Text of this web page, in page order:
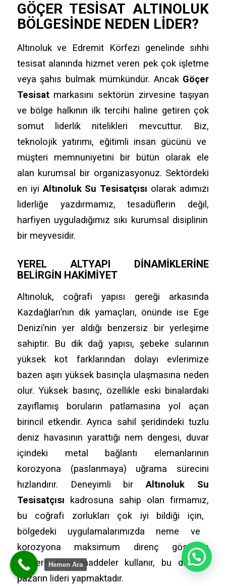
GÖÇER TESISAT ALTINOLUK
BÖLGESINDE NEDEN LIDER?
Altınoluk ve Edremit Körfezi genelinde sıhhi
tesisat alanında hizmet veren pek çok işletme
veya şahıs bulmak mümkündür. Ancak Göçer
Tesisatmarkasını sektörün zirvesine taşıyan
ve bölge halkının ilk tercihi haline getiren çok
somut liderlik nitelikleri mevcuttur. Biz,
teknolojik yatırımı, eğitimli insan gücünü ve
müşteri memnuniyetini bir bütün olarak ele
alan kurumsal bir organizasyonuz. Sektördeki
en iyi Altınoluk Su Tesisatçısı olarak adımızı
liderliğe yazdırmamız, tesadüflerin değil,
harfiyen uyguladığımız sıkı kurumsal disiplinin
bir meyvesidir.
YEREL ALTYAPI DINAMIKLERINE
BELIRGIN HAKIMIYET
Altınoluk, coğrafi yapısı gereği arkasında
Kazdağları’nın dik yamaçları, önünde ise Ege
Denizi’nin yer aldığı benzersiz bir yerleşime
sahiptir. Bu dik dağ yapısı, şebeke sularının
yüksek kot farklarından dolayı evlerimize
bazen aşırı yüksek basınçla ulaşmasına neden
olur. Yüksek basınç, özellikle eski binalardaki
zayıflamış boruların patlamasına yol açan
birincil etkendir. Ayrıca sahil şeridindeki tuzlu
deniz havasının yarattığı nem dengesi, duvar
içindeki metal bağlantı elemanlarının
korozyona (paslanmaya) uğrama sürecini
hızlandırır. Deneyimli birAltınoluk Su
Tesisatçısı kadrosuna sahip olan firmamız,
bu coğrafi zorlukları çok iyi bildiği için,
bölgedeki uygulamalarımızda neme ve
korozyona maksimum direnç gösteren
modern ham maddeler kullanır, bu da bizi
pazarın lideri yapmaktadır.
Merhaba
Hemen Ara